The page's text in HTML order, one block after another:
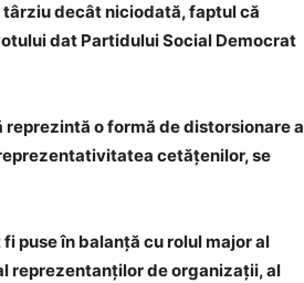
târziu decât niciodată, faptul că
dat Partidului Social Democrat
o formă de distorsionare a
cetățenilor, se
puse în balanță cu rolul major al
reprezentanților de organizații, al